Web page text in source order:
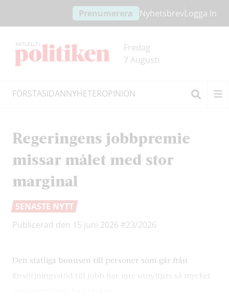
innehållet
headern
Prenumerera NyhetsbrevLogga In
Fredag
7 Augusti
FÖRSTASIDANNYHETEROPINION
Regeringens jobbpremie
missar målet med stor
marginal
SENASTE NYTT
Publicerad den 15 juni 2026 #23/2026
Den statliga bonusen till personer som går från
försörjningsstöd till jobb har inte utnyttjats så mycket